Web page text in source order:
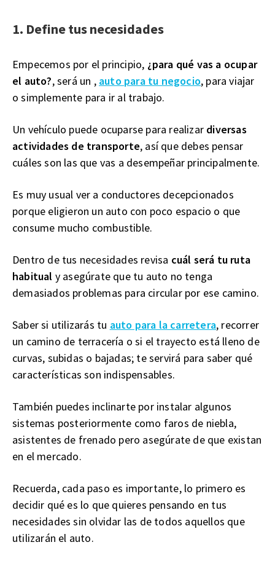
1. Define tus necesidades
Empecemos por el principio, ¿para qué vas a ocupar
el auto?, será un , auto para tu negocio, para viajar
o simplemente para ir al trabajo.
Un vehículo puede ocuparse para realizar diversas
actividades de transporte, así que debes pensar
cuáles son las que vas a desempeñar principalmente.
Es muy usual ver a conductores decepcionados
porque eligieron un auto con poco espacio o que
consume mucho combustible.
Dentro de tus necesidades revisa cuál será tu ruta
habitual y asegúrate que tu auto no tenga
demasiados problemas para circular por ese camino.
Saber si utilizarás tu auto para la carretera, recorrer
un camino de terracería o si el trayecto está lleno de
curvas, subidas o bajadas; te servirá para saber qué
características son indispensables.
También puedes inclinarte por instalar algunos
sistemas posteriormente como faros de niebla,
asistentes de frenado pero asegúrate de que existan
en el mercado.
Recuerda, cada paso es importante, lo primero es
decidir qué es lo que quieres pensando en tus
necesidades sin olvidar las de todos aquellos que
utilizarán el auto.